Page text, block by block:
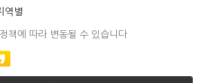
역별
책에 따라 변동될 수 있습니다